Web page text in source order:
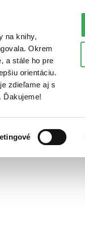
na knihy,
Okrem
a stále ho pre
orientáciu.
zdieľame aj s
Ďakujeme!